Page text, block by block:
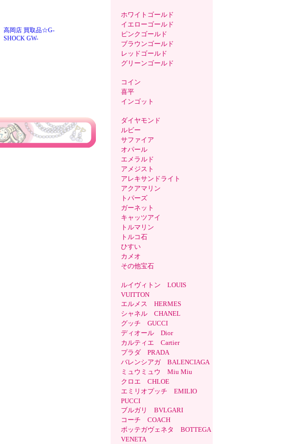
高岡店 買取品☆G-
SHOCK GW-
ホワイトゴールド
イエローゴールド
ピンクゴールド
ブラウンゴールド
レッドゴールド
グリーンゴールド
コイン
喜平
インゴット
ダイヤモンド
ルビー
サファイア
オパール
エメラルド
アメジスト
アレキサンドライト
アクアマリン
トパーズ
ガーネット
キャッツアイ
トルマリン
トルコ石
ひすい
カメオ
その他宝石
ルイヴィトン LOUIS
VUITTON
エルメス HERMES
シャネル CHANEL
グッチ GUCCI
ディオール Dior
カルティエ Cartier
プラダ PRADA
バレンシアガ BALENCIAGA
ミュウミュウ Miu Miu
クロエ CHLOE
エミリオプッチ EMILIO
PUCCI
ブルガリ BVLGARI
コーチ COACH
ボッテガヴェネタ BOTTEGA
VENETA